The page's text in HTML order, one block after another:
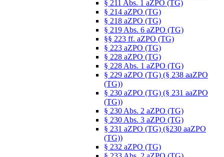
§ 211 Abs. 1 aZPO (TG)
§ 214 aZPO (TG)
§ 218 aZPO (TG)
§ 219 Abs. 6 aZPO (TG)
§§ 223 ff. aZPO (TG)
§ 223 aZPO (TG)
§ 228 aZPO (TG)
§ 228 Abs. 1 aZPO (TG)
§ 229 aZPO (TG) (§ 238 aaZPO
(TG))
§ 230 aZPO (TG) (§ 231 aaZPO
(TG))
§ 230 Abs. 2 aZPO (TG)
§ 230 Abs. 3 aZPO (TG)
§ 231 aZPO (TG) (§230 aaZPO
(TG))
§ 232 aZPO (TG)